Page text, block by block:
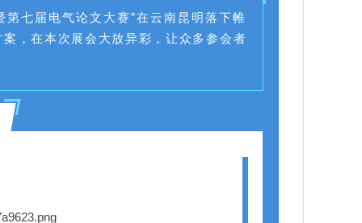
七届电气论文大赛”在云南昆明落下帷
，在本次展会大放异彩，让众多参会者